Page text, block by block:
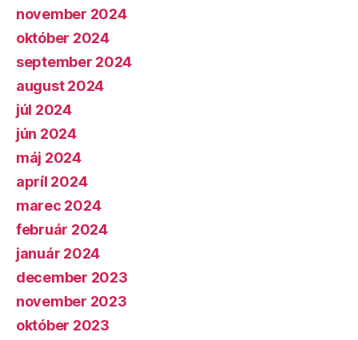
november 2024
október 2024
september 2024
august 2024
júl 2024
jún 2024
máj 2024
apríl 2024
marec 2024
február 2024
január 2024
december 2023
november 2023
október 2023